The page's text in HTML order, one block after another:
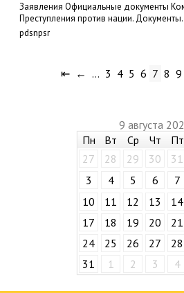
Заявления Официальные документы
Преступления против нации. Документы.
pdsnpsr
⇤ ← … 3 4 5 6 7 8 9
9 августа
Пн
Вт Ср Чт Пт
27
28 29 30 31
3
4 5 6 7
10
11 12 13 14
17
18 19 20 21
24
25 26 27 28
31
1 2 3 4